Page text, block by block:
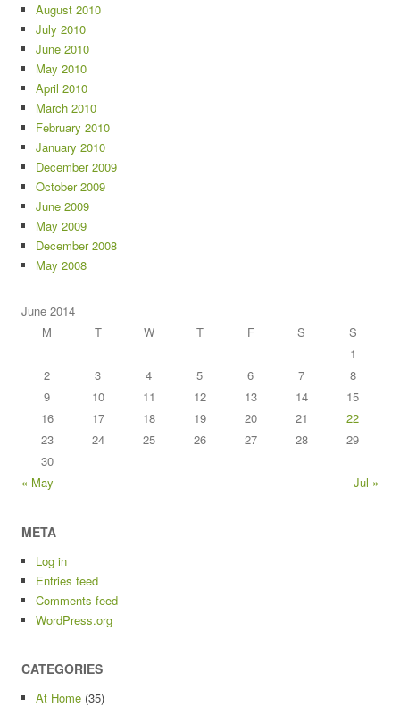
August 2010
July 2010
June 2010
May 2010
April 2010
March 2010
February 2010
January 2010
December 2009
October 2009
June 2009
May 2009
December 2008
May 2008
June 2014
M
T W T F S
S
1
2
3 4 5 6 7
8
9
10 11 12 13 14
15
16
17 18 19 20 21
22
23
24 25 26 27 28
29
30
« May
Jul »
META
Log in
Entries feed
Comments feed
WordPress.org
CATEGORIES
At Home (35)